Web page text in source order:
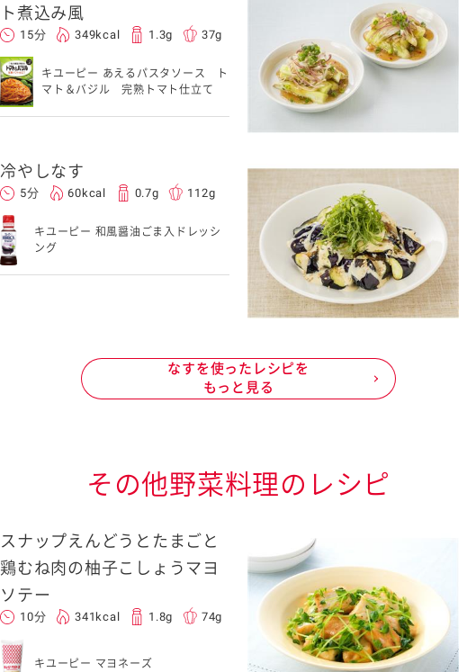
ト煮込み風
15分 349kcal 1.3g 37g
キユーピー あえるパスタソース ト
マト＆バジル 完熟トマト仕立て
冷やしなす
5分 60kcal 0.7g 112g
キユーピー 和風醤油ごま入ドレッシ
ング
なすを使ったレシピを
もっと見る
その他野菜料理のレシピ
スナップえんどうとたまごと
鶏むね肉の柚子こしょうマヨ
ソテー
10分 341kcal 1.8g 74g
キユーピー マヨネーズ